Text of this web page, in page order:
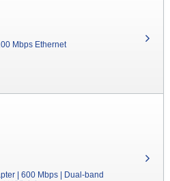
Mbps Ethernet
| 600 Mbps | Dual-band